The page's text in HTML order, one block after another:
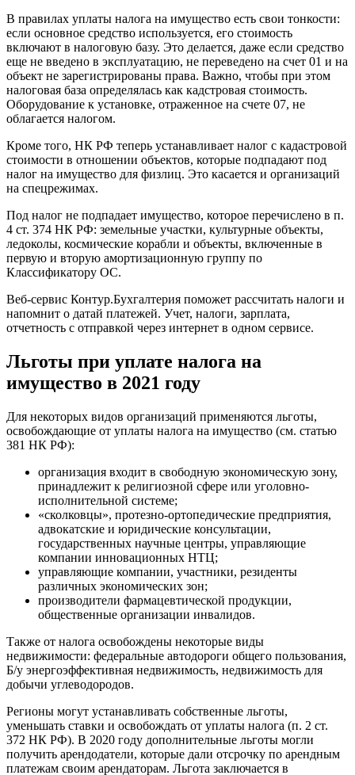
В правилах уплаты налога на имущество есть свои тонкости:
если основное средство используется, его стоимость
включают в налоговую базу. Это делается, даже если средство
еще не введено в эксплуатацию, не переведено на счет 01 и на
объект не зарегистрированы права. Важно, чтобы при этом
налоговая база определялась как кадстровая стоимость.
Оборудование к установке, отраженное на счете 07, не
облагается налогом.
Кроме того, НК РФ теперь устанавливает налог с кадастровой
стоимости в отношении объектов, которые подпадают под
налог на имущество для физлиц. Это касается и организаций
на спецрежимах.
Под налог не подпадает имущество, которое перечислено в п.
4 ст. 374 НК РФ: земельные участки, культурные объекты,
ледоколы, космические корабли и объекты, включенные в
первую и вторую амортизационную группу по
Классификатору ОС.
Веб-сервис Контур.Бухгалтерия поможет рассчитать налоги и
напомнит о датай платежей. Учет, налоги, зарплата,
отчетность с отправкой через интернет в одном сервисе.
Льготы при уплате налога на
имущество в 2021 году
Для некоторых видов организаций применяются льготы,
освобождающие от уплаты налога на имущество (см. статью
381 НК РФ):
организация входит в свободную экономическую зону,
принадлежит к религиозной сфере или уголовно-
исполнительной системе;
«сколковцы», протезно-ортопедические предприятия,
адвокатские и юридические консультации,
государственных научные центры, управляющие
компании инновационных НТЦ;
управляющие компании, участники, резиденты
различных экономических зон;
производители фармацевтической продукции,
общественные организации инвалидов.
Также от налога освобождены некоторые виды
недвижимости: федеральные автодороги общего пользования,
Б/у энергоэффективная недвижимость, недвижимость для
добычи углеводородов.
Регионы могут устанавливать собственные льготы,
уменьшать ставки и освобождать от уплаты налога (п. 2 ст.
372 НК РФ). В 2020 году дополнительные льготы могли
получить арендодатели, которые дали отсрочку по арендным
платежам своим арендаторам. Льгота заключается в